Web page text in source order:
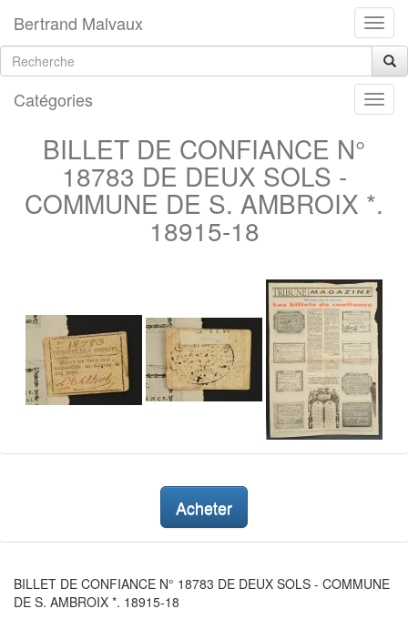
Bertrand Malvaux
Catégories
BILLET DE CONFIANCE N°
18783 DE DEUX SOLS -
COMMUNE DE S. AMBROIX *.
18915-18
Acheter
BILLET DE CONFIANCE N° 18783 DE DEUX SOLS - COMMUNE
DE S. AMBROIX *. 18915-18